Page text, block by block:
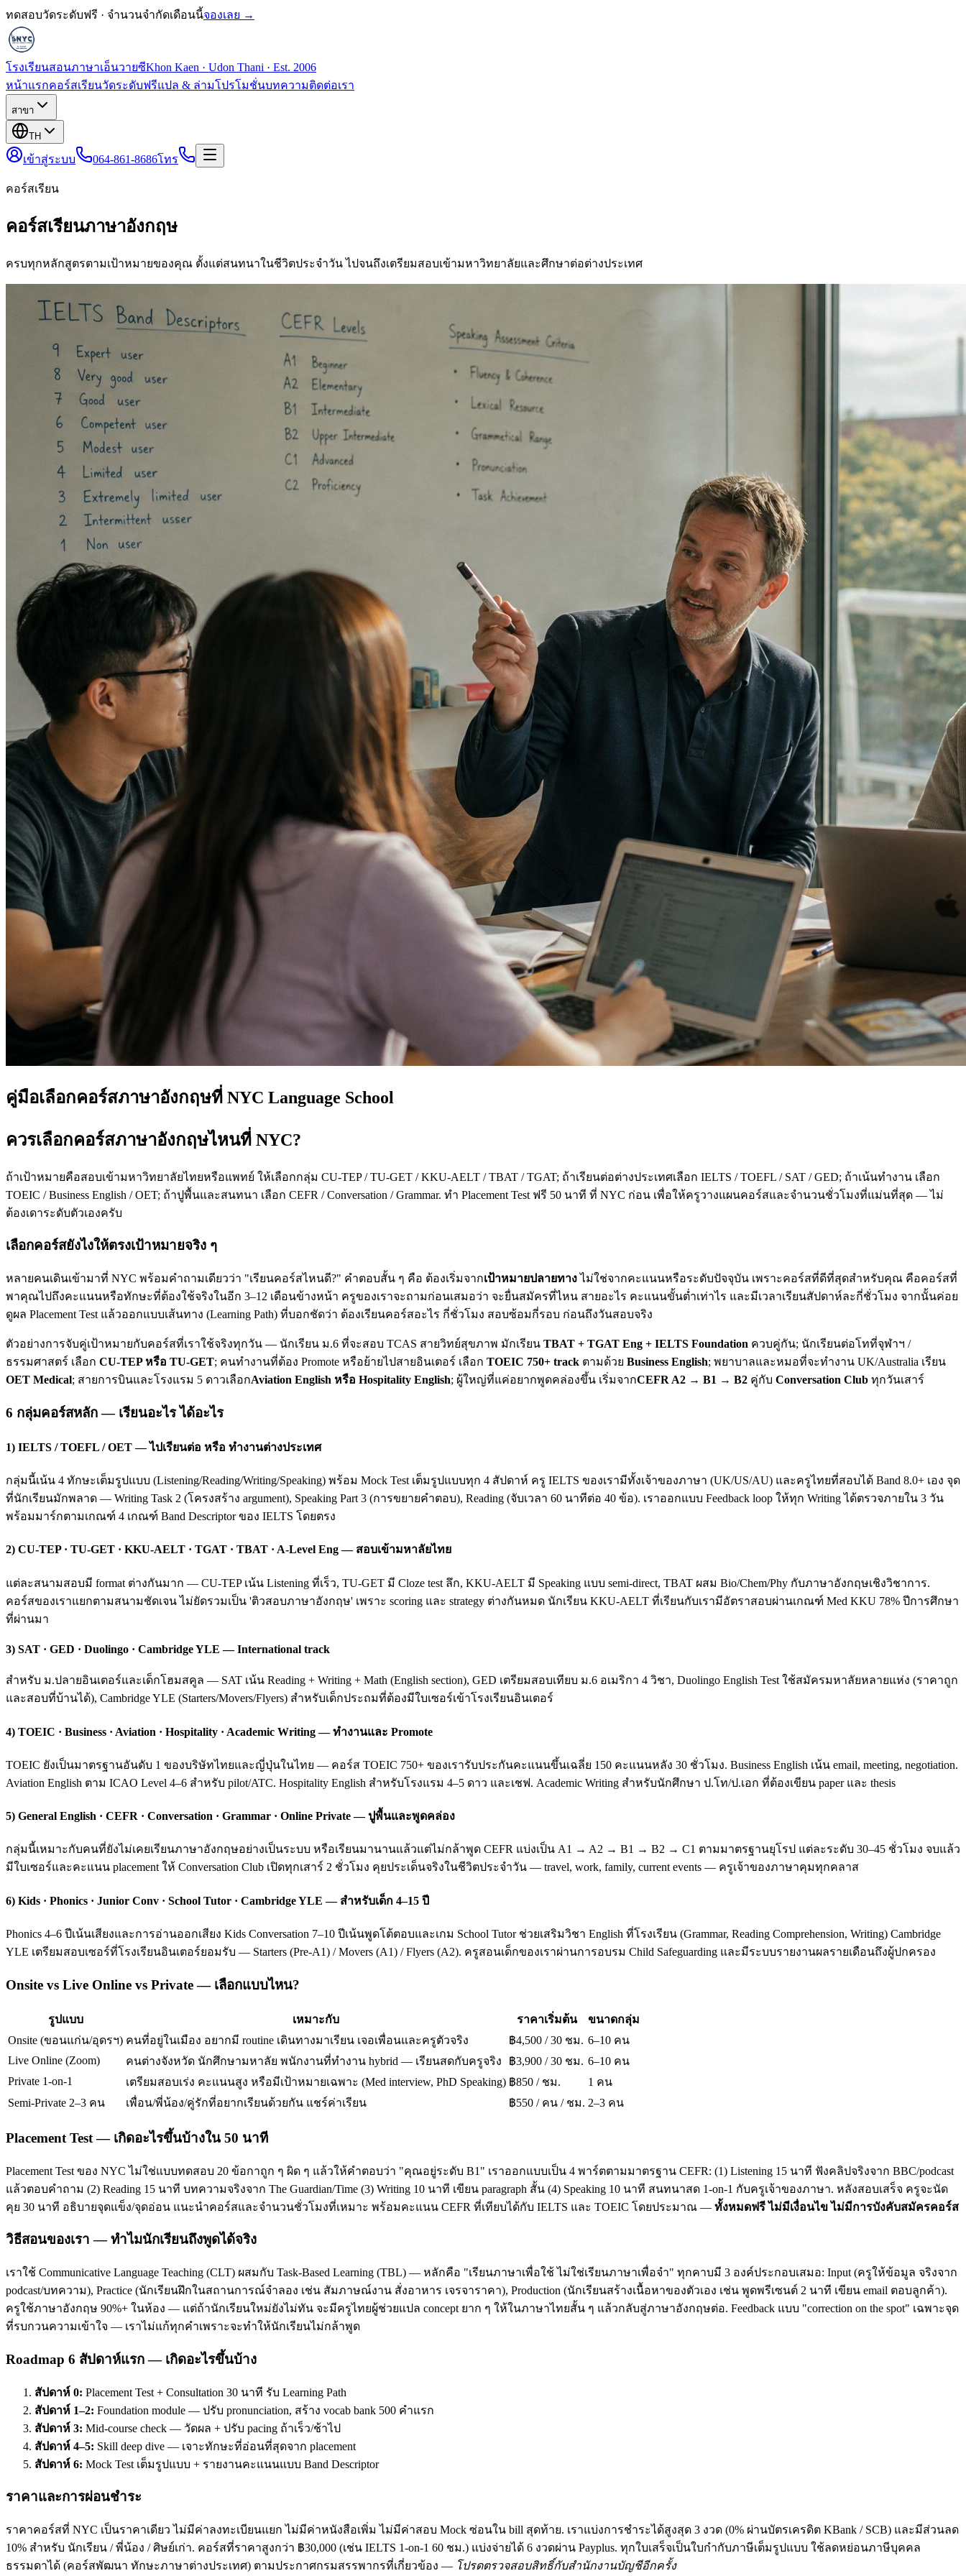
ทดสอบวัดระดับฟรี · จำนวนจำกัดเดือนนี้จองเลย →
โรงเรียนสอนภาษาเอ็นวายซีKhon Kaen · Udon Thani · Est. 2006
หน้าแรกคอร์สเรียนวัดระดับฟรีแปล & ล่ามโปรโมชั่นบทความติดต่อเรา
สาขา
TH
เข้าสู่ระบบ 064-861-8686โทร
คอร์สเรียน
คอร์สเรียนภาษาอังกฤษ
ครบทุกหลักสูตรตามเป้าหมายของคุณ ตั้งแต่สนทนาในชีวิตประจำวัน ไปจนถึงเตรียมสอบเข้ามหาวิทยาลัยและศึกษาต่อต่างประเทศ
คู่มือเลือกคอร์สภาษาอังกฤษที่ NYC Language School
ควรเลือกคอร์สภาษาอังกฤษไหนที่ NYC?
ถ้าเป้าหมายคือสอบเข้ามหาวิทยาลัยไทยหรือแพทย์ ให้เลือกกลุ่ม CU-TEP / TU-GET / KKU-AELT / TBAT / TGAT; ถ้าเรียนต่อต่างประเทศเลือก IELTS / TOEFL / SAT / GED; ถ้าเน้นทำงาน เลือก
TOEIC / Business English / OET; ถ้าปูพื้นและสนทนา เลือก CEFR / Conversation / Grammar. ทำ Placement Test ฟรี 50 นาที ที่ NYC ก่อน เพื่อให้ครูวางแผนคอร์สและจำนวนชั่วโมงที่แม่นที่สุด — ไม่
ต้องเดาระดับตัวเองครับ
เลือกคอร์สยังไงให้ตรงเป้าหมายจริง ๆ
หลายคนเดินเข้ามาที่ NYC พร้อมคำถามเดียวว่า "เรียนคอร์สไหนดี?" คำตอบสั้น ๆ คือ ต้องเริ่มจากเป้าหมายปลายทางไม่ใช่จากคะแนนหรือระดับปัจจุบัน เพราะคอร์สที่ดีที่สุดสำหรับคุณ คือคอร์สที่
พาคุณไปถึงคะแนนหรือทักษะที่ต้องใช้จริงในอีก 3–12 เดือนข้างหน้า ครูของเราจะถามก่อนเสมอว่า จะยื่นสมัครที่ไหน สายอะไร คะแนนขั้นต่ำเท่าไร และมีเวลาเรียนสัปดาห์ละกี่ชั่วโมง จากนั้นค่อย
ดูผล Placement Test แล้วออกแบบเส้นทาง (Learning Path) ที่บอกชัดว่า ต้องเรียนคอร์สอะไร กี่ชั่วโมง สอบซ้อมกี่รอบ ก่อนถึงวันสอบจริง
ตัวอย่างการจับคู่เป้าหมายกับคอร์สที่เราใช้จริงทุกวัน — นักเรียน ม.6 ที่จะสอบ TCAS สายวิทย์สุขภาพ มักเรียน TBAT + TGAT Eng + IELTS Foundation ควบคู่กัน; นักเรียนต่อโทที่จุฬาฯ /
ธรรมศาสตร์ เลือก CU-TEP หรือ TU-GET; คนทำงานที่ต้อง Promote หรือย้ายไปสายอินเตอร์ เลือก TOEIC 750+ track ตามด้วย Business English; พยาบาลและหมอที่จะทำงาน UK/Australia เรียน
OET Medical; สายการบินและโรงแรม 5 ดาวเลือกAviation English หรือ Hospitality English; ผู้ใหญ่ที่แค่อยากพูดคล่องขึ้น เริ่มจากCEFR A2 → B1 → B2 คู่กับ Conversation Club ทุกวันเสาร์
6 กลุ่มคอร์สหลัก — เรียนอะไร ได้อะไร
1) IELTS / TOEFL / OET — ไปเรียนต่อ หรือ ทำงานต่างประเทศ
กลุ่มนี้เน้น 4 ทักษะเต็มรูปแบบ (Listening/Reading/Writing/Speaking) พร้อม Mock Test เต็มรูปแบบทุก 4 สัปดาห์ ครู IELTS ของเรามีทั้งเจ้าของภาษา (UK/US/AU) และครูไทยที่สอบได้ Band 8.0+ เอง จุด
ที่นักเรียนมักพลาด — Writing Task 2 (โครงสร้าง argument), Speaking Part 3 (การขยายคำตอบ), Reading (จับเวลา 60 นาทีต่อ 40 ข้อ). เราออกแบบ Feedback loop ให้ทุก Writing ได้ตรวจภายใน 3 วัน
พร้อมมาร์กตามเกณฑ์ 4 เกณฑ์ Band Descriptor ของ IELTS โดยตรง
2) CU-TEP · TU-GET · KKU-AELT · TGAT · TBAT · A-Level Eng — สอบเข้ามหาลัยไทย
แต่ละสนามสอบมี format ต่างกันมาก — CU-TEP เน้น Listening ที่เร็ว, TU-GET มี Cloze test ลึก, KKU-AELT มี Speaking แบบ semi-direct, TBAT ผสม Bio/Chem/Phy กับภาษาอังกฤษเชิงวิชาการ.
คอร์สของเราแยกตามสนามชัดเจน ไม่ยัดรวมเป็น 'ติวสอบภาษาอังกฤษ' เพราะ scoring และ strategy ต่างกันหมด นักเรียน KKU-AELT ที่เรียนกับเรามีอัตราสอบผ่านเกณฑ์ Med KKU 78% ปีการศึกษา
ที่ผ่านมา
3) SAT · GED · Duolingo · Cambridge YLE — International track
สำหรับ ม.ปลายอินเตอร์และเด็กโฮมสคูล — SAT เน้น Reading + Writing + Math (English section), GED เตรียมสอบเทียบ ม.6 อเมริกา 4 วิชา, Duolingo English Test ใช้สมัครมหาลัยหลายแห่ง (ราคาถูก
และสอบที่บ้านได้), Cambridge YLE (Starters/Movers/Flyers) สำหรับเด็กประถมที่ต้องมีใบเซอร์เข้าโรงเรียนอินเตอร์
4) TOEIC · Business · Aviation · Hospitality · Academic Writing — ทำงานและ Promote
TOEIC ยังเป็นมาตรฐานอันดับ 1 ของบริษัทไทยและญี่ปุ่นในไทย — คอร์ส TOEIC 750+ ของเรารับประกันคะแนนขึ้นเฉลี่ย 150 คะแนนหลัง 30 ชั่วโมง. Business English เน้น email, meeting, negotiation.
Aviation English ตาม ICAO Level 4–6 สำหรับ pilot/ATC. Hospitality English สำหรับโรงแรม 4–5 ดาว และเชฟ. Academic Writing สำหรับนักศึกษา ป.โท/ป.เอก ที่ต้องเขียน paper และ thesis
5) General English · CEFR · Conversation · Grammar · Online Private — ปูพื้นและพูดคล่อง
กลุ่มนี้เหมาะกับคนที่ยังไม่เคยเรียนภาษาอังกฤษอย่างเป็นระบบ หรือเรียนมานานแล้วแต่ไม่กล้าพูด CEFR แบ่งเป็น A1 → A2 → B1 → B2 → C1 ตามมาตรฐานยุโรป แต่ละระดับ 30–45 ชั่วโมง จบแล้ว
มีใบเซอร์และคะแนน placement ให้ Conversation Club เปิดทุกเสาร์ 2 ชั่วโมง คุยประเด็นจริงในชีวิตประจำวัน — travel, work, family, current events — ครูเจ้าของภาษาคุมทุกคลาส
6) Kids · Phonics · Junior Conv · School Tutor · Cambridge YLE — สำหรับเด็ก 4–15 ปี
Phonics 4–6 ปีเน้นเสียงและการอ่านออกเสียง Kids Conversation 7–10 ปีเน้นพูดโต้ตอบและเกม School Tutor ช่วยเสริมวิชา English ที่โรงเรียน (Grammar, Reading Comprehension, Writing) Cambridge
YLE เตรียมสอบเซอร์ที่โรงเรียนอินเตอร์ยอมรับ — Starters (Pre-A1) / Movers (A1) / Flyers (A2). ครูสอนเด็กของเราผ่านการอบรม Child Safeguarding และมีระบบรายงานผลรายเดือนถึงผู้ปกครอง
Onsite vs Live Online vs Private — เลือกแบบไหน?
รูปแบบ เหมาะกับ ราคาเริ่มต้น
ขนาดกลุ่ม
Onsite (ขอนแก่น/อุดรฯ) คนที่อยู่ในเมือง อยากมี routine เดินทางมาเรียน เจอเพื่อนและครูตัวจริง ฿4,500 / 30 ชม. 6–10 คน
Live Online (Zoom)
คนต่างจังหวัด นักศึกษามหาลัย พนักงานที่ทำงาน hybrid — เรียนสดกับครูจริง ฿3,900 / 30 ชม. 6–10 คน
Private 1-on-1
เตรียมสอบเร่ง คะแนนสูง หรือมีเป้าหมายเฉพาะ (Med interview, PhD Speaking) ฿850 / ชม.
1 คน
Semi-Private 2–3 คน
เพื่อน/พี่น้อง/คู่รักที่อยากเรียนด้วยกัน แชร์ค่าเรียน ฿550 / คน / ชม. 2–3 คน
Placement Test — เกิดอะไรขึ้นบ้างใน 50 นาที
Placement Test ของ NYC ไม่ใช่แบบทดสอบ 20 ข้อกาถูก ๆ ผิด ๆ แล้วให้คำตอบว่า "คุณอยู่ระดับ B1" เราออกแบบเป็น 4 พาร์ตตามมาตรฐาน CEFR: (1) Listening 15 นาที ฟังคลิปจริงจาก BBC/podcast
แล้วตอบคำถาม (2) Reading 15 นาที บทความจริงจาก The Guardian/Time (3) Writing 10 นาที เขียน paragraph สั้น (4) Speaking 10 นาที สนทนาสด 1-on-1 กับครูเจ้าของภาษา. หลังสอบเสร็จ ครูจะนัด
คุย 30 นาที อธิบายจุดแข็ง/จุดอ่อน แนะนำคอร์สและจำนวนชั่วโมงที่เหมาะ พร้อมคะแนน CEFR ที่เทียบได้กับ IELTS และ TOEIC โดยประมาณ — ทั้งหมดฟรี ไม่มีเงื่อนไข ไม่มีการบังคับสมัครคอร์ส
วิธีสอนของเรา — ทำไมนักเรียนถึงพูดได้จริง
เราใช้ Communicative Language Teaching (CLT) ผสมกับ Task-Based Learning (TBL) — หลักคือ "เรียนภาษาเพื่อใช้ ไม่ใช่เรียนภาษาเพื่อจำ" ทุกคาบมี 3 องค์ประกอบเสมอ: Input (ครูให้ข้อมูล จริงจาก
podcast/บทความ), Practice (นักเรียนฝึกในสถานการณ์จำลอง เช่น สัมภาษณ์งาน สั่งอาหาร เจรจาราคา), Production (นักเรียนสร้างเนื้อหาของตัวเอง เช่น พูดพรีเซนต์ 2 นาที เขียน email ตอบลูกค้า).
ครูใช้ภาษาอังกฤษ 90%+ ในห้อง — แต่ถ้านักเรียนใหม่ยังไม่ทัน จะมีครูไทยผู้ช่วยแปล concept ยาก ๆ ให้ในภาษาไทยสั้น ๆ แล้วกลับสู่ภาษาอังกฤษต่อ. Feedback แบบ "correction on the spot" เฉพาะจุด
ที่รบกวนความเข้าใจ — เราไม่แก้ทุกคำเพราะจะทำให้นักเรียนไม่กล้าพูด
Roadmap 6 สัปดาห์แรก — เกิดอะไรขึ้นบ้าง
สัปดาห์ 0: Placement Test + Consultation 30 นาที รับ Learning Path
สัปดาห์ 1–2: Foundation module — ปรับ pronunciation, สร้าง vocab bank 500 คำแรก
สัปดาห์ 3: Mid-course check — วัดผล + ปรับ pacing ถ้าเร็ว/ช้าไป
สัปดาห์ 4–5: Skill deep dive — เจาะทักษะที่อ่อนที่สุดจาก placement
สัปดาห์ 6: Mock Test เต็มรูปแบบ + รายงานคะแนนแบบ Band Descriptor
ราคาและการผ่อนชำระ
ราคาคอร์สที่ NYC เป็นราคาเดียว ไม่มีค่าลงทะเบียนแยก ไม่มีค่าหนังสือเพิ่ม ไม่มีค่าสอบ Mock ซ่อนใน bill สุดท้าย. เราแบ่งการชำระได้สูงสุด 3 งวด (0% ผ่านบัตรเครดิต KBank / SCB) และมีส่วนลด
10% สำหรับ นักเรียน / พี่น้อง / ศิษย์เก่า. คอร์สที่ราคาสูงกว่า ฿30,000 (เช่น IELTS 1-on-1 60 ชม.) แบ่งจ่ายได้ 6 งวดผ่าน Payplus. ทุกใบเสร็จเป็นใบกำกับภาษีเต็มรูปแบบ ใช้ลดหย่อนภาษีบุคคล
ธรรมดาได้ (คอร์สพัฒนา ทักษะภาษาต่างประเทศ) ตามประกาศกรมสรรพากรที่เกี่ยวข้อง — โปรดตรวจสอบสิทธิ์กับสำนักงานบัญชีอีกครั้ง